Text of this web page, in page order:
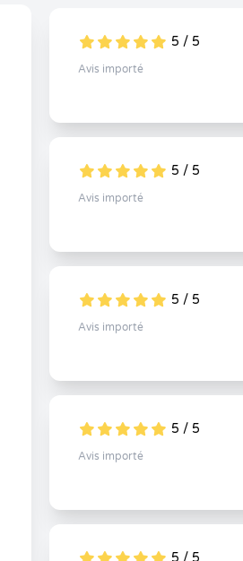
5
1
5
0 5 / 5
Avis importé
5
1
5
0 5 / 5
Avis importé
5
1
5
0 5 / 5
Avis importé
5
1
5
0 5 / 5
Avis importé
5 / 5